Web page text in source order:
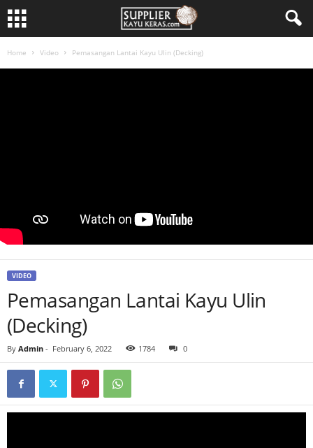
Home Video Pemasangan Lantai Kayu Ulin (Decking)
VIDEO
Pemasangan Lantai Kayu Ulin
(Decking)
By Admin - February 6, 2022 1784 0